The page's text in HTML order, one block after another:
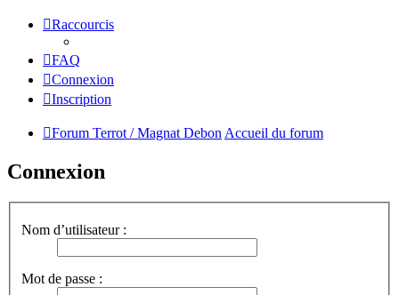
Raccourcis
FAQ
Connexion
Inscription
Forum Terrot / Magnat Debon Accueil du forum
Connexion
Nom d’utilisateur :
Mot de passe :